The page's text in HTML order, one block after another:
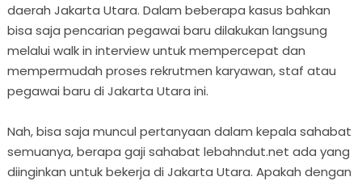
daerah Jakarta Utara. Dalam beberapa kasus bahkan
bisa saja pencarian pegawai baru dilakukan langsung
melalui walk in interview untuk mempercepat dan
mempermudah proses rekrutmen karyawan, staf atau
pegawai baru di Jakarta Utara ini.
Nah, bisa saja muncul pertanyaan dalam kepala sahabat
semuanya, berapa gaji sahabat lebahndut.net ada yang
diinginkan untuk bekerja di Jakarta Utara. Apakah dengan